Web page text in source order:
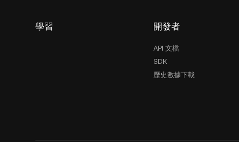
學習 開發者
API 文檔
SDK
歷史數據下載